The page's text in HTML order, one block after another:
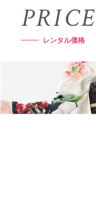
PRICE
レンタル価格